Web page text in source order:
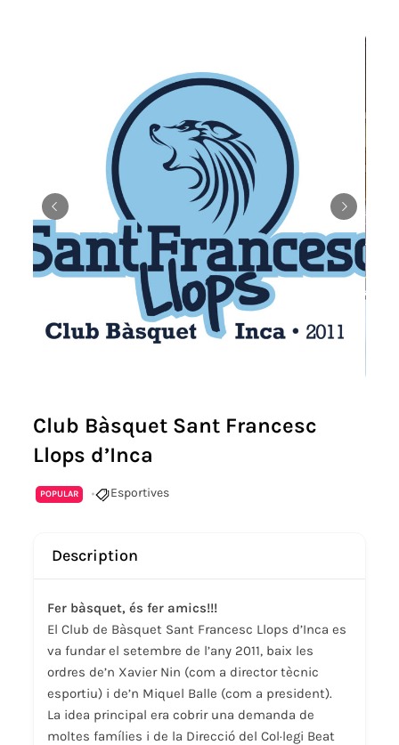
Club Bàsquet Sant Francesc
Llops d’Inca
POPULAR Esportives
Description
Fer bàsquet, és fer amics!!!
El Club de Bàsquet Sant Francesc Llops d’Inca es
va fundar el setembre de l’any 2011, baix les
ordres de’n Xavier Nin (com a director tècnic
esportiu) i de’n Miquel Balle (com a president).
La idea principal era cobrir una demanda de
moltes famílies i de la Direcció del Col·legi Beat